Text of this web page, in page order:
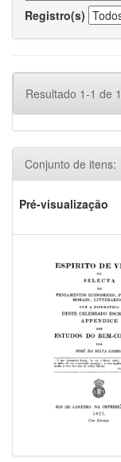
Registro(s)
Resultado 1-1 de
Conjunto de itens:
Pré-visualização